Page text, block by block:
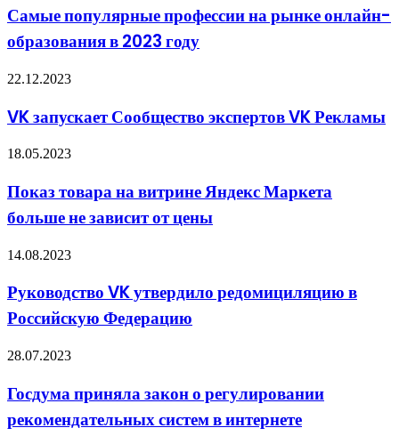
профессии
на
рынке
образования
в
году
Самые популярные профессии на рынке онлайн-
образования в 2023 году
VK
Сообщество
экспертов
Рекламы
22.12.2023
VK запускает Сообщество экспертов VK Рекламы
Показ
на
витрине
Яндекс
больше
не
от
цены
18.05.2023
Показ товара на витрине Яндекс Маркета
больше не зависит от цены
Руководство
утвердило
редомициляцию
в
Федерацию
14.08.2023
Руководство VK утвердило редомициляцию в
Российскую Федерацию
Госдума
закон
о
регулировании
28.07.2023
Госдума приняла закон о регулировании
рекомендательных систем в интернете